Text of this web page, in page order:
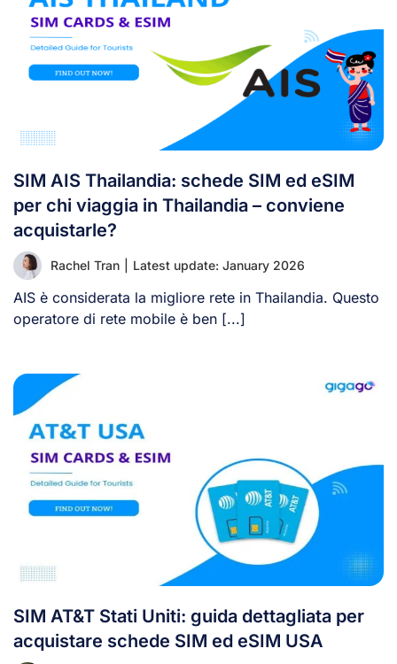
SIM AIS Thailandia: schede SIM ed eSIM
per chi viaggia in Thailandia – conviene
acquistarle?
Rachel Tran Latest update: January 2026
AIS è considerata la migliore rete in Thailandia. Questo
operatore di rete mobile è ben [...]
SIM AT&T Stati Uniti: guida dettagliata per
acquistare schede SIM ed eSIM USA